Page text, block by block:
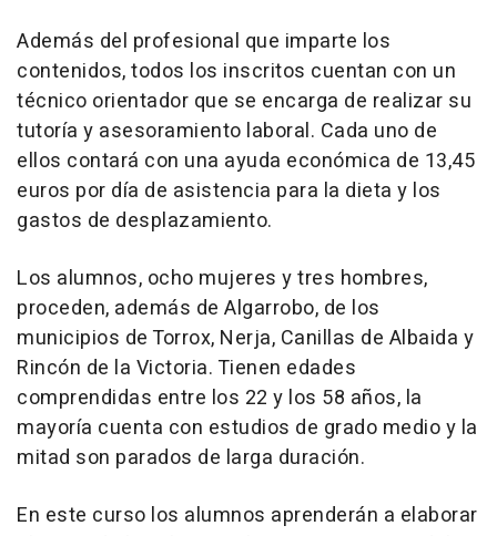
Además del profesional que imparte los
contenidos, todos los inscritos cuentan con un
técnico orientador que se encarga de realizar su
tutoría y asesoramiento laboral. Cada uno de
ellos contará con una ayuda económica de 13,45
euros por día de asistencia para la dieta y los
gastos de desplazamiento.
Los alumnos, ocho mujeres y tres hombres,
proceden, además de Algarrobo, de los
municipios de Torrox, Nerja, Canillas de Albaida y
Rincón de la Victoria. Tienen edades
comprendidas entre los 22 y los 58 años, la
mayoría cuenta con estudios de grado medio y la
mitad son parados de larga duración.
En este curso los alumnos aprenderán a elaborar